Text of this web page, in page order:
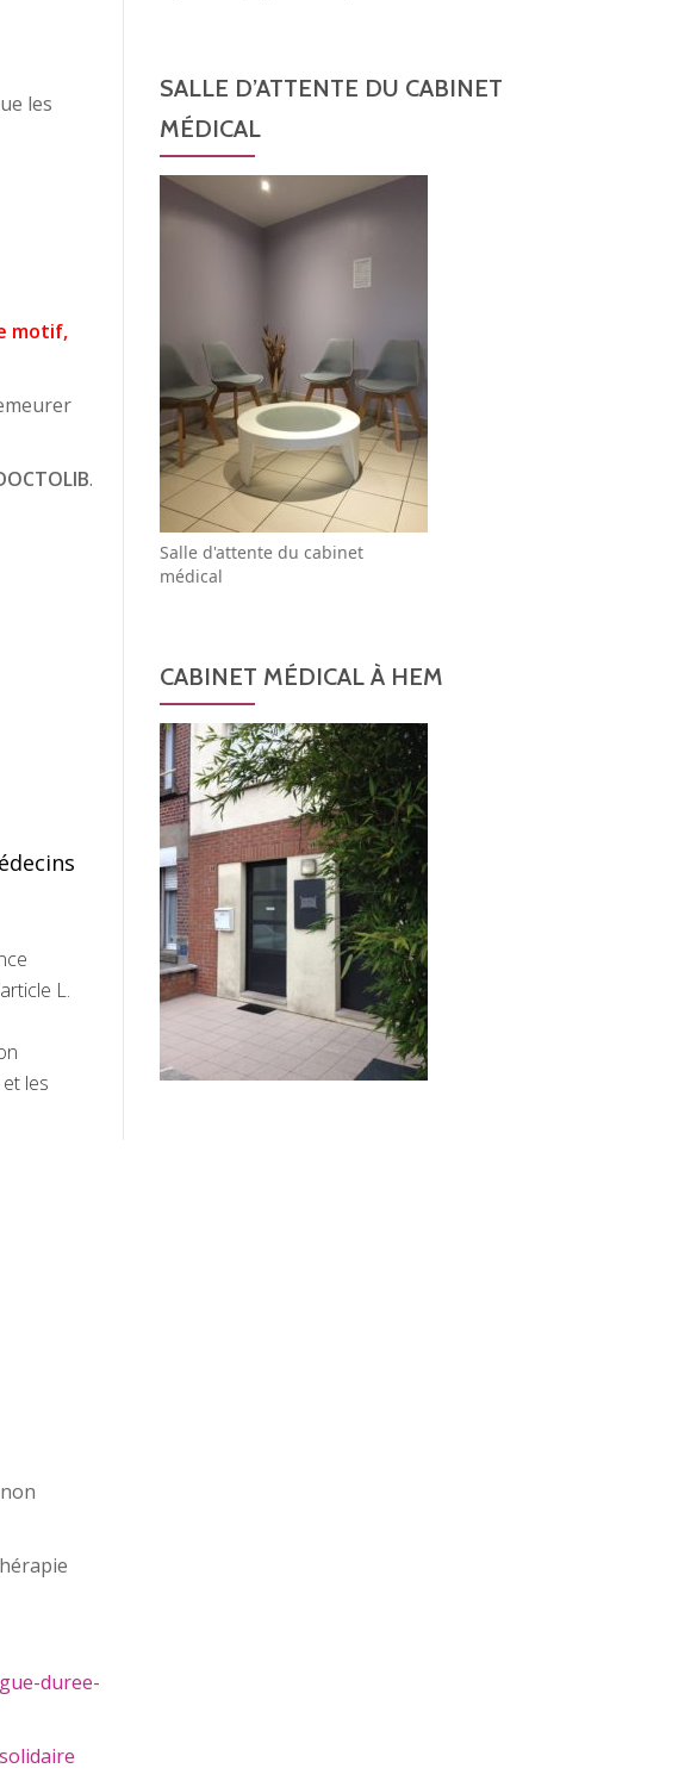
les
motif,
.
L.
les
duree-
SALLE D’ATTENTE DU CABINET
MÉDICAL
Salle d'attente du cabinet
médical
CABINET MÉDICAL À HEM